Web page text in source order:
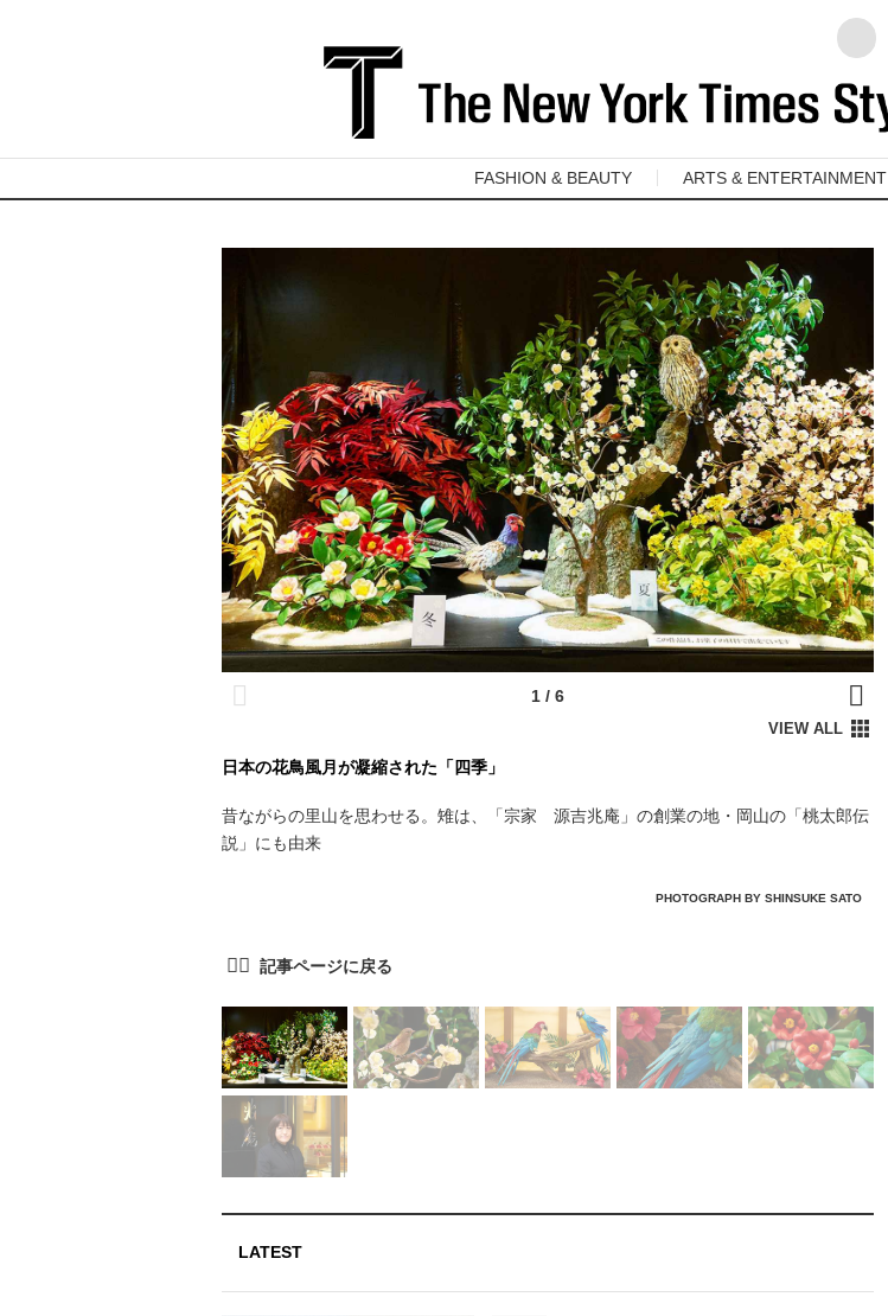
FASHION & BEAUTY ARTS & ENTERTAINMENT
日本の花鳥風月が凝縮された「四季」
昔ながらの里山を思わせる。雉は、「宗家 源吉兆庵」の創業の地・岡山の「桃太郎伝
説」にも由来
PHOTOGRAPH BY SHINSUKE SATO
LATEST